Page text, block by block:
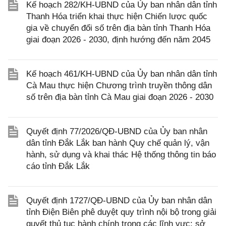
Kế hoạch 282/KH-UBND của Ủy ban nhân dân tỉnh
Thanh Hóa triển khai thực hiện Chiến lược quốc
gia về chuyển đổi số trên địa bàn tỉnh Thanh Hóa
giai đoạn 2026 - 2030, định hướng đến năm 2045
Kế hoạch 461/KH-UBND của Ủy ban nhân dân tỉnh
Cà Mau thực hiện Chương trình truyền thông dân
số trên địa bàn tỉnh Cà Mau giai đoạn 2026 - 2030
Quyết định 77/2026/QĐ-UBND của Ủy ban nhân
dân tỉnh Đắk Lắk ban hành Quy chế quản lý, vận
hành, sử dụng và khai thác Hệ thống thông tin báo
cáo tỉnh Đắk Lắk
Quyết định 1727/QĐ-UBND của Ủy ban nhân dân
tỉnh Điện Biên phê duyệt quy trình nội bộ trong giải
quyết thủ tục hành chính trong các lĩnh vực: sở